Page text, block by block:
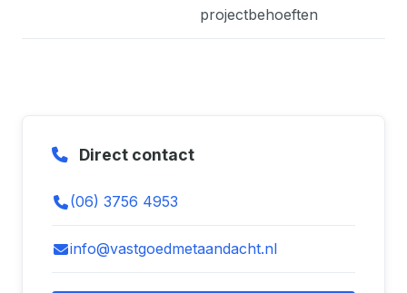
projectbehoeften
Direct contact
(06) 3756 4953
info@vastgoedmetaandacht.nl